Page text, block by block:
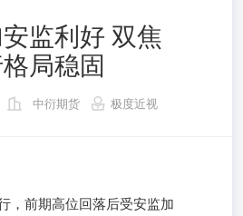
监利好 双焦
局稳固
中衍期货 极度近视
，前期高位回落后受安监加